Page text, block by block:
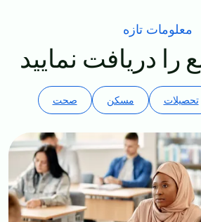
معلومات تازه
را دریافت نمایید
تحصیلات مسکن صحت